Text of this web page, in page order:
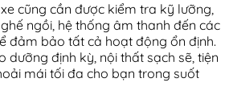
cũng cần được kiểm tra kỹ lưỡng,
ngồi, hệ thống âm thanh đến các
đảm bảo tất cả hoạt động ổn định.
dưỡng định kỳ, nội thất sạch sẽ, tiện
mái tối đa cho bạn trong suốt